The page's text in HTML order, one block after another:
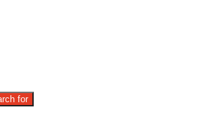
for